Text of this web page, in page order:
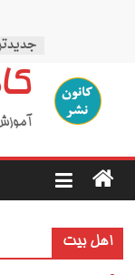
اهل بیت